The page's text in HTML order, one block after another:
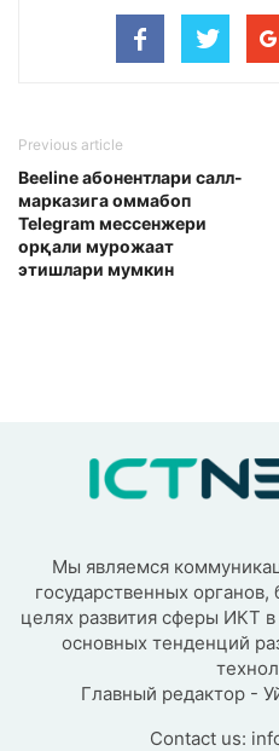
Previous article
Beeline абонентлари cалл-
марказига оммабоп
Telegram мессенжери
орқали мурожаат
этишлари мумкин
Мы являемся
государственных
целях развития сферы ИКТ
основных тенденций
Главный редактор -
Contact us: